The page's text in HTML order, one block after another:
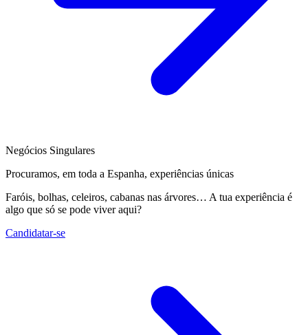
Negócios Singulares
Procuramos, em toda a Espanha, experiências únicas
Faróis, bolhas, celeiros, cabanas nas árvores… A tua experiência é
algo que só se pode viver aqui?
Candidatar-se